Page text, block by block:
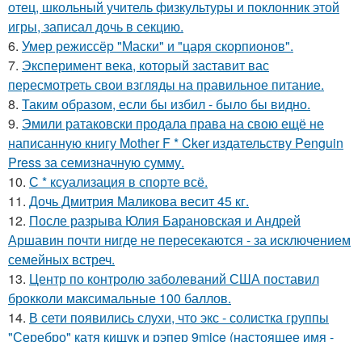
отец, школьный учитель физкультуры и поклонник этой
игры, записал дочь в секцию.
6. Умер режиссёр "Маски" и "царя скорпионов".
7. Эксперимент века, который заставит вас
пересмотреть свои взгляды на правильное питание.
8. Таким образом, если бы избил - было бы видно.
9. Эмили ратаковски продала права на свою ещё не
написанную книгу Mother F * Cker издательству Penguin
Press за семизначную сумму.
10. С * ксуализация в спорте всё.
11. Дочь Дмитрия Маликова весит 45 кг.
12. После разрыва Юлия Барановская и Андрей
Аршавин почти нигде не пересекаются - за исключением
семейных встреч.
13. Центр по контролю заболеваний США поставил
брокколи максимальные 100 баллов.
14. В сети появились слухи, что экс - солистка группы
"Серебро" катя кищук и рэпер 9mice (настоящее имя -